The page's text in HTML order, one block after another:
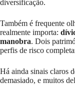
diversificação.
Também é frequente
realmente importa:
manobra. Dois
perfis de risco
Há ainda sinais claros
demasiado, e muitos